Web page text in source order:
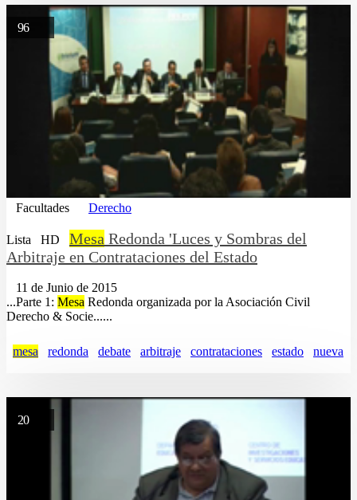
96
Facultades Derecho
Lista HD Mesa Redonda 'Luces y Sombras del
Arbitraje en Contrataciones del Estado
11 de Junio de 2015
...Parte 1: Mesa Redonda organizada por la Asociación Civil
Derecho & Socie......
mesa redonda debate arbitraje contrataciones estado nueva
20